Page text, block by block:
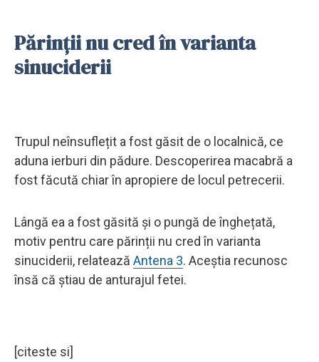
Părinții nu cred în varianta
sinuciderii
Trupul neînsuflețit a fost găsit de o localnică, ce
aduna ierburi din pădure. Descoperirea macabră a
fost făcută chiar în apropiere de locul petrecerii.
Lângă ea a fost găsită și o pungă de înghețată,
motiv pentru care părinții nu cred în varianta
sinuciderii, relatează Antena 3. Aceștia recunosc
însă că știau de anturajul fetei.
[citeste si]